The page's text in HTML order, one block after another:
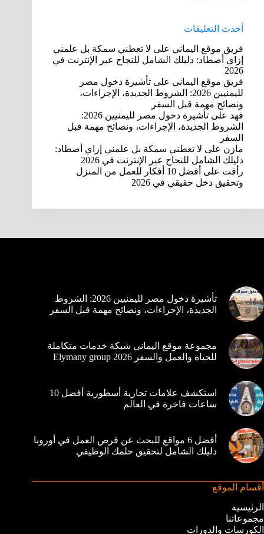
أحدث التعليقات
فريق موقع اليماني على لا تعطني سمكة بل علمني
إزاي أصطاد: دليلك الشامل للنجاح عبر الإنترنت في
2026
فريق موقع اليماني على تأشيرة دخول مصر
لليمنيين 2026: الشروط الجديدة، الإجراءات،
ونصائح مهمة قبل السفر
فهد على
تأشيرة دخول مصر لليمنيين 2026:
الشروط الجديدة، الإجراءات، ونصائح مهمة قبل
السفر
مازن على لا تعطني سمكة بل علمني إزاي أصطاد:
دليلك الشامل للنجاح عبر الإنترنت في 2026
رأفت على
أفضل 10 أفكار للعمل من المنزل
وتحقيق دخل حقيقي في 2026
تأشيرة دخول مصر لليمنيين 2026: الشروط
الجديدة، الإجراءات، ونصائح مهمة قبل السفر
مجموعة موقع اليماني شبكة خدمات متكاملة
للحياة والعمل والسفر 2026 Elymany group
استكشف علامات تجارية أسطورية أفضل 10
ساعات فاخرة في العالم
أفضل 6 مواقع للبحث عن فرص العمل في أوروبا
دليلك الشامل لتحقيق حلمك الوظيفي
أقسام الموقع
الرئيسية
مجموعاتنا
الكورسات والدورات